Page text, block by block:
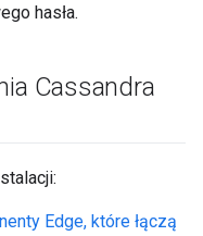
hasła.
Cassandra
Edge, które łączą